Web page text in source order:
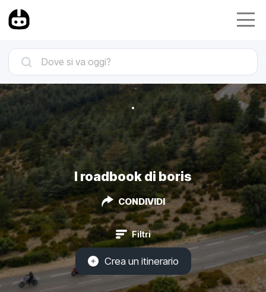
I roadbook di boris
CONDIVIDI
Filtri
Crea un itinerario